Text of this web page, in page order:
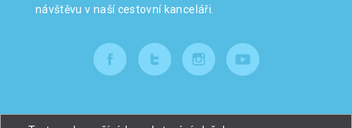
návštěvu v naší cestovní kanceláři.